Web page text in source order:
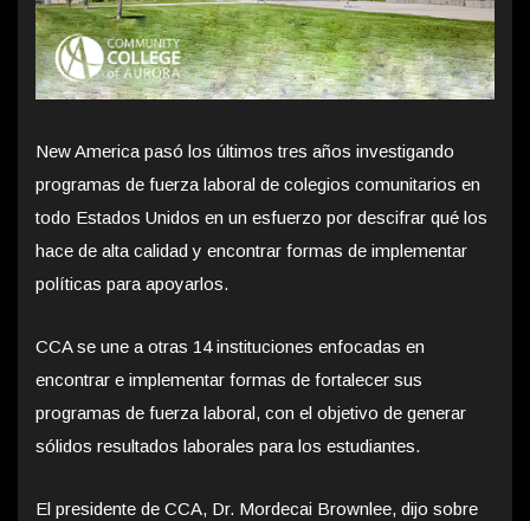
New America pasó los últimos tres años investigando
programas de fuerza laboral de colegios comunitarios en
todo Estados Unidos en un esfuerzo por descifrar qué los
hace de alta calidad y encontrar formas de implementar
políticas para apoyarlos.
CCA se une a otras 14 instituciones enfocadas en
encontrar e implementar formas de fortalecer sus
programas de fuerza laboral, con el objetivo de generar
sólidos resultados laborales para los estudiantes.
El presidente de CCA, Dr. Mordecai Brownlee, dijo sobre